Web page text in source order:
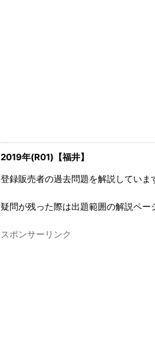
2019年(R01)【福井】
登録販売者の過去問題を解説していま
疑問が残った際は出題範囲の解説ペー
スポンサーリンク